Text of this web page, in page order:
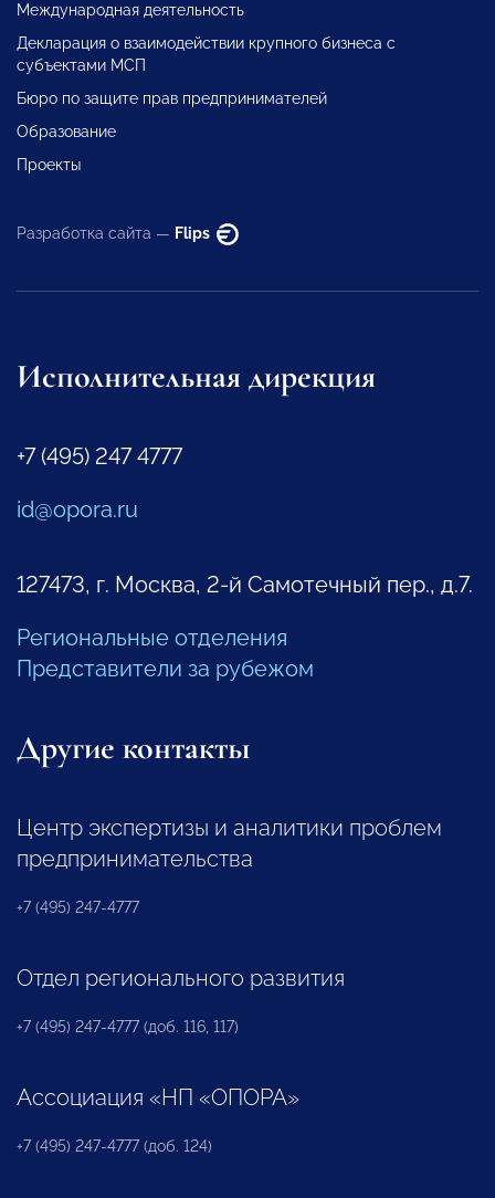
Международная деятельность
Декларация о взаимодействии крупного бизнеса с
субъектами МСП
Бюро по защите прав предпринимателей
Образование
Проекты
Разработка сайта — Flips
Исполнительная дирекция
+7 (495) 247 4777
id@opora.ru
127473, г. Москва, 2-й Самотечный пер., д.7.
Региональные отделения
Представители за рубежом
Другие контакты
Центр экспертизы и аналитики проблем
предпринимательства
+7 (495) 247-4777
Отдел регионального развития
+7 (495) 247-4777 (доб. 116, 117)
Ассоциация «НП «ОПОРА»
+7 (495) 247-4777 (доб. 124)